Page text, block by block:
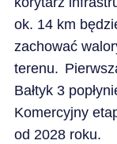
ok. 14 km
zachować
terenu.
Bałtyk 3
Komercyjny
od 2028 roku.